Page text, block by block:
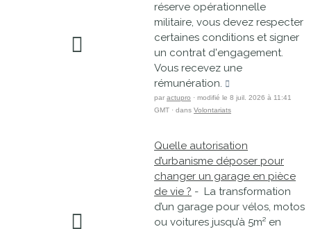
réserve opérationnelle
militaire, vous devez respecter
certaines conditions et signer
un contrat d'engagement.
Vous recevez une
rémunération.
par actupro · modifié le 8 juil. 2026 à 11:41
GMT · dans Volontariats
Quelle autorisation
d’urbanisme déposer pour
changer un garage en pièce
de vie ? - La transformation
d’un garage pour vélos, motos
ou voitures jusqu’à 5m² en